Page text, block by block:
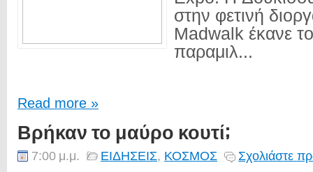
στην φετινή
Μadwalk έκανε
παραμιλ...
Read more »
Βρήκαν το μαύρο κουτί;
7:00 μ.μ. ΕΙΔΗΣΕΙΣ, ΚΟΣΜΟΣ Σχολιάστε